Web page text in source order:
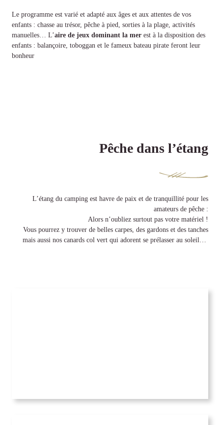
Le programme est varié et adapté aux âges et aux attentes de vos
enfants : chasse au trésor, pêche à pied, sorties à la plage, activités
manuelles… L’aire de jeux dominant la mer est à la disposition des
enfants : balançoire, toboggan et le fameux bateau pirate feront leur
bonheur
Pêche dans l’étang
L’étang du camping est havre de paix et de tranquillité pour les
amateurs de pêche :
Alors n’oubliez surtout pas votre matériel !
Vous pourrez y trouver de belles carpes, des gardons et des tanches
mais aussi nos canards col vert qui adorent se prélasser au soleil…